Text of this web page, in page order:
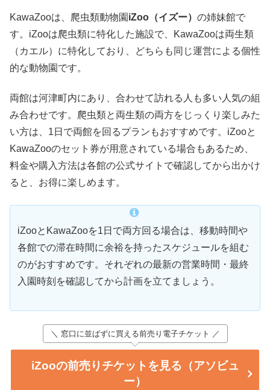
KawaZooは、爬虫類動物園 iZoo（イズー） の姉妹館で
す。iZooは爬虫類に特化した施設で、KawaZooは両生類
（カエル）に特化しており、どちらも同じ運営による個性
的な動物園です。
両館は河津町内にあり、合わせて訪れる人も多い人気の組
み合わせです。爬虫類と両生類の両方をじっくり楽しみた
い方は、1日で両館を回るプランもおすすめです。iZooと
KawaZooのセット券が用意されている場合もあるため、
料金や購入方法は各館の公式サイトで確認してから出かけ
ると、お得に楽しめます。
iZooとKawaZooを1日で両方回る場合は、移動時間や
各館での滞在時間に余裕を持ったスケジュールを組む
のがおすすめです。それぞれの最新の営業時間・最終
入園時刻を確認してから計画を立てましょう。
＼ 窓口に並ばずに買える前売り電子チケット ／
iZooの前売りチケットを見る（アソビュ
ー）